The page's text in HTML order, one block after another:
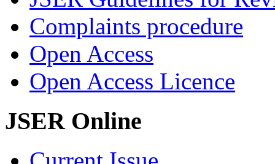
Complaints procedure
Open Access
Open Access Licence
JSER Online